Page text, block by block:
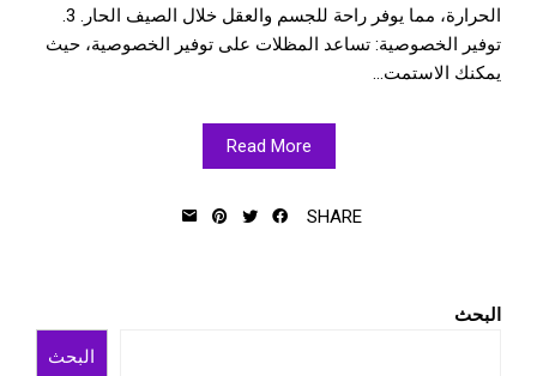
الحرارة، مما يوفر راحة للجسم والعقل خلال الصيف الحار. 3.
توفير الخصوصية: تساعد المظلات على توفير الخصوصية، حيث
يمكنك الاستمت...
Read More
SHARE
البحث
البحث